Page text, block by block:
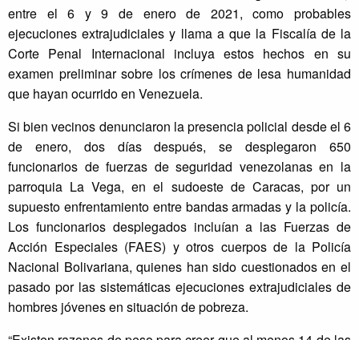
entre el 6 y 9 de enero de 2021, como probables
ejecuciones extrajudiciales y llama a que la Fiscalía de la
Corte Penal Internacional incluya estos hechos en su
examen preliminar sobre los crímenes de lesa humanidad
que hayan ocurrido en Venezuela.
Si bien vecinos denunciaron la presencia policial desde el 6
de enero, dos días después, se desplegaron 650
funcionarios de fuerzas de seguridad venezolanas en la
parroquia La Vega, en el sudoeste de Caracas, por un
supuesto enfrentamiento entre bandas armadas y la policía.
Los funcionarios desplegados incluían a las Fuerzas de
Acción Especiales (FAES) y otros cuerpos de la Policía
Nacional Bolivariana, quienes han sido cuestionados en el
pasado por las sistemáticas ejecuciones extrajudiciales de
hombres jóvenes en situación de pobreza.